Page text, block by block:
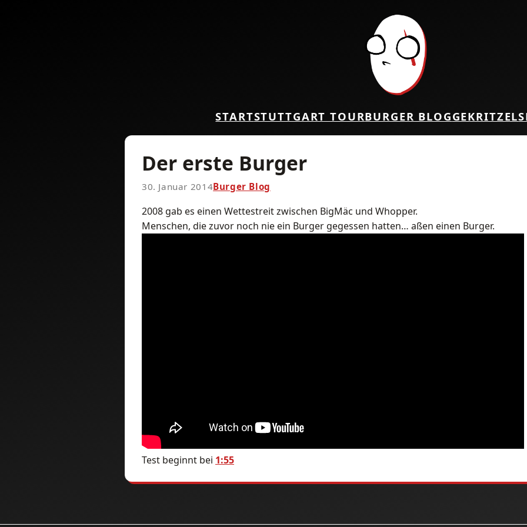
STARTSTUTTGART TOURBURGER BLOGGEKRITZEL
Der erste Burger
30. Januar 2014Burger Blog
2008 gab es einen Wettestreit zwischen BigMäc und Whopper.
Menschen, die zuvor noch nie ein Burger gegessen hatten… aßen einen Burger.
Test beginnt bei 1:55